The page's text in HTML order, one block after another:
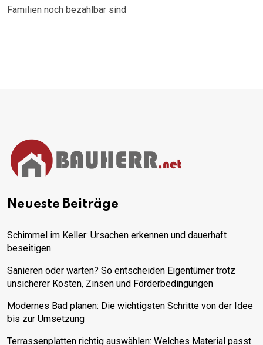
Familien noch bezahlbar sind
Neueste Beiträge
Schimmel im Keller: Ursachen erkennen und dauerhaft
beseitigen
Sanieren oder warten? So entscheiden Eigentümer trotz
unsicherer Kosten, Zinsen und Förderbedingungen
Modernes Bad planen: Die wichtigsten Schritte von der Idee
bis zur Umsetzung
Terrassenplatten richtig auswählen: Welches Material passt